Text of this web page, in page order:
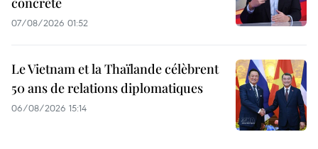
07/08/2026 01:52
Le Vietnam et la Thaïlande célèbrent
50 ans de relations diplomatiques
06/08/2026 15:14